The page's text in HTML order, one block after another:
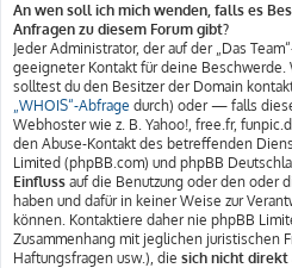
An wen soll ich mich wenden, falls es
Anfragen zu diesem Forum gibt?
Jeder Administrator, der auf der „Das
geeigneter Kontakt für deine
solltest du den Besitzer der Domain
„WHOIS“-Abfrage durch) oder — falls
Webhoster wie z. B. Yahoo!, free.fr,
den Abuse-Kontakt des betreffenden
Limited (phpBB.com) und phpBB
Einfluss auf die Benutzung oder den oder
haben und dafür in keiner Weise zur
können. Kontaktiere daher nie phpBB
Zusammenhang mit jeglichen juristischen
Haftungsfragen usw.), die sich nicht direkt